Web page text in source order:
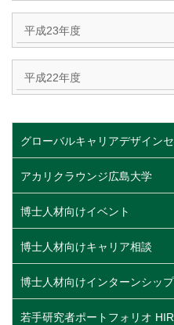
平成23年度
平成22年度
グローバルキャリアデザイン
アカリクラウンジ広島大学
博士人材向けイベント
博士人材向けキャリア相談
博士人材向けインターンシップ
若手研究者ポートフォリオ